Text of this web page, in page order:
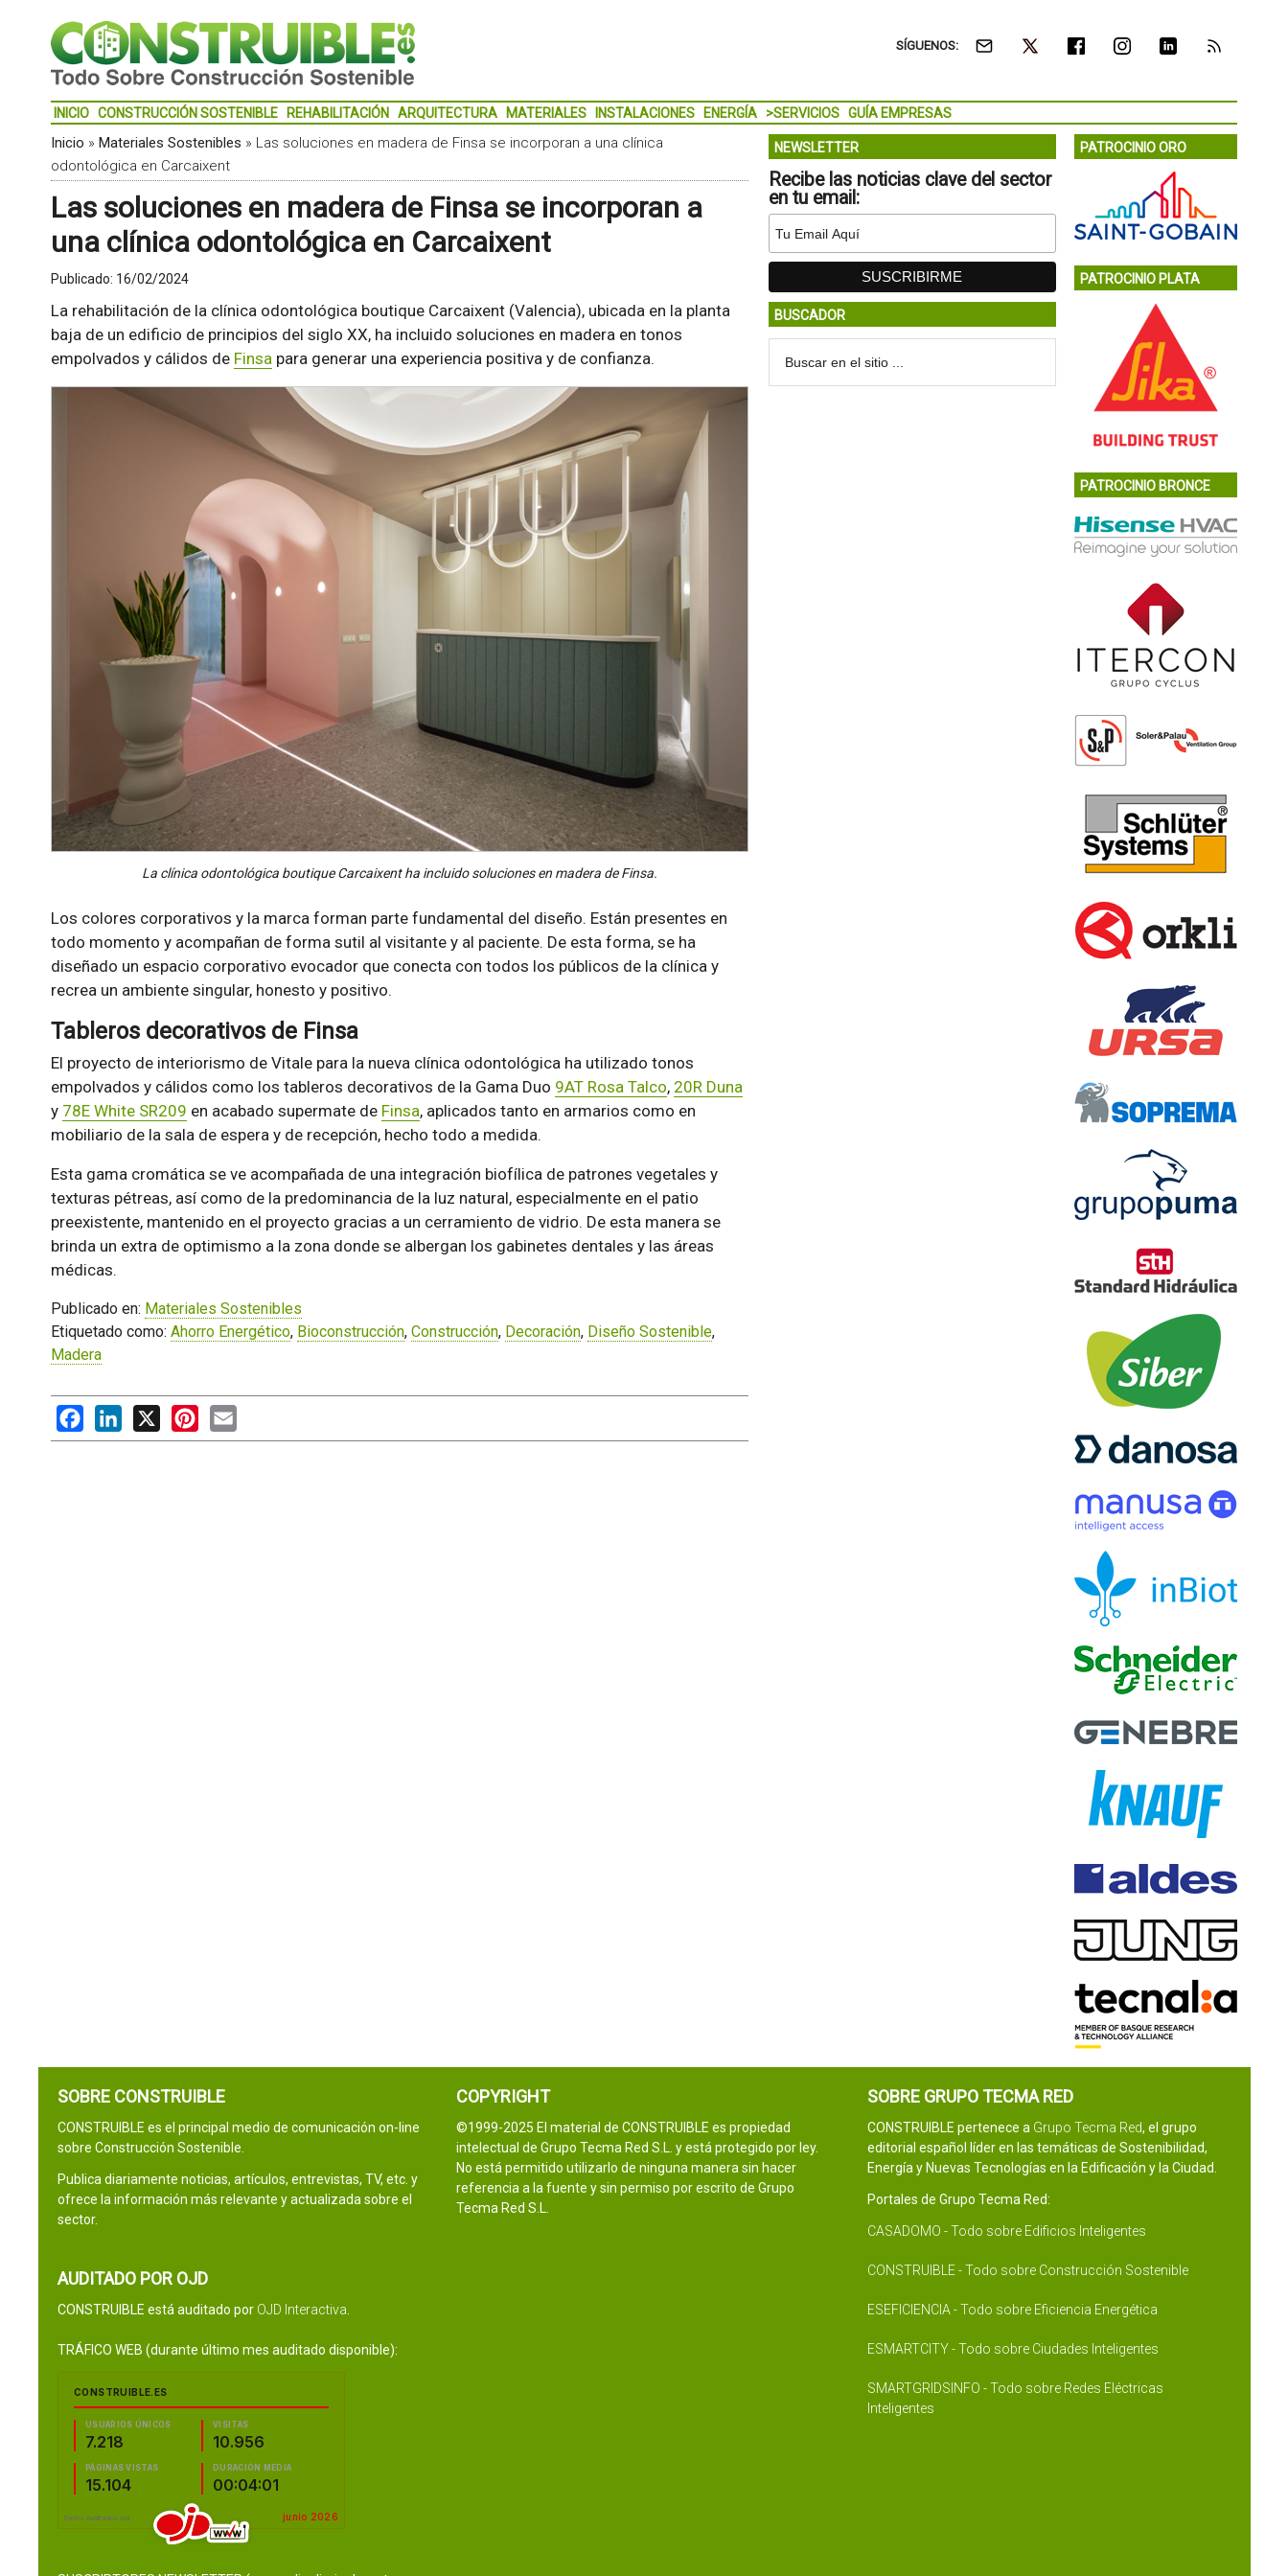
SÍGUENOS:
INICIO CONSTRUCCIÓN SOSTENIBLE REHABILITACIÓN ARQUITECTURA MATERIALES INSTALACIONES ENERGÍA >SERVICIOS GUÍA EMPRESAS
Inicio » Materiales Sostenibles » Las soluciones en madera de Finsa se incorporan a una clínica
odontológica en Carcaixent
Las soluciones en madera de Finsa se incorporan a
una clínica odontológica en Carcaixent
Publicado: 16/02/2024
La rehabilitación de la clínica odontológica boutique Carcaixent (Valencia), ubicada en la planta
baja de un edificio de principios del siglo XX, ha incluido soluciones en madera en tonos
empolvados y cálidos de Finsapara generar una experiencia positiva y de confianza.
La clínica odontológica boutique Carcaixent ha incluido soluciones en madera de Finsa.
Los colores corporativos y la marca forman parte fundamental del diseño. Están presentes en
todo momento y acompañan de forma sutil al visitante y al paciente. De esta forma, se ha
diseñado un espacio corporativo evocador que conecta con todos los públicos de la clínica y
recrea un ambiente singular, honesto y positivo.
Tableros decorativos de Finsa
El proyecto de interiorismo de Vitale para la nueva clínica odontológica ha utilizado tonos
empolvados y cálidos como los tableros decorativos de la Gama Duo 9AT Rosa Talco, 20R Duna
y 78E White SR209 en acabado supermate de Finsa, aplicados tanto en armarios como en
mobiliario de la sala de espera y de recepción, hecho todo a medida.
Esta gama cromática se ve acompañada de una integración biofílica de patrones vegetales y
texturas pétreas, así como de la predominancia de la luz natural, especialmente en el patio
preexistente, mantenido en el proyecto gracias a un cerramiento de vidrio. De esta manera se
brinda un extra de optimismo a la zona donde se albergan los gabinetes dentales y las áreas
médicas.
Publicado en: Materiales Sostenibles
Etiquetado como: Ahorro Energético, Bioconstrucción, Construcción, Decoración, Diseño Sostenible,
Madera
FacebookLinkedIn
X PinterestEmail
NEWSLETTER
Recibe las noticias clave del sector
en tu email:
BUSCADOR
PATROCINIO ORO
PATROCINIO PLATA
PATROCINIO BRONCE
SOBRE CONSTRUIBLE
CONSTRUIBLE es el principal medio de comunicación on-line
sobre Construcción Sostenible.
Publica diariamente noticias, artículos, entrevistas, TV, etc. y
ofrece la información más relevante y actualizada sobre el
sector.
AUDITADO POR OJD
CONSTRUIBLE está auditado por OJD Interactiva
TRÁFICO WEB (durante último mes auditado disponible):
COPYRIGHT
©1999-2025 El material de CONSTRUIBLE es propiedad
intelectual de Grupo Tecma Red S.L. y está protegido por ley.
No está permitido utilizarlo de ninguna manera sin hacer
referencia a la fuente y sin permiso por escrito de Grupo
Tecma Red S.L.
SOBRE GRUPO TECMA RED
CONSTRUIBLE pertenece a Grupo Tecma Red, el grupo
editorial español líder en las temáticas de Sostenibilidad,
Energía y Nuevas Tecnologías en la Edificación y la Ciudad.
Portales de Grupo Tecma Red:
CASADOMO - Todo sobre Edificios Inteligentes
CONSTRUIBLE - Todo sobre Construcción Sostenible
ESEFICIENCIA - Todo sobre Eficiencia Energética
ESMARTCITY - Todo sobre Ciudades Inteligentes
SMARTGRIDSINFO - Todo sobre Redes Eléctricas
Inteligentes